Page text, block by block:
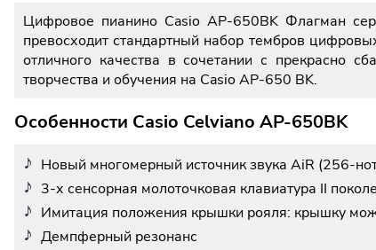
Цифровое пианино Casio AP-650BK Флагман
превосходит стандартный набор тембров
отличного качества в сочетании с прекрасно
творчества и обучения на Casio AP-650 BK.
Особенности Casio Celviano AP-650BK
Новый многомерный источник звука AiR (256-
3-х сенсорная молоточковая клавиатура II
Имитация положения крышки рояля: крышку
Демпферный резонанс